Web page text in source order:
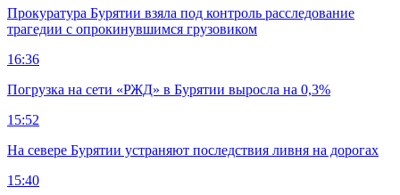
Прокуратура Бурятии взяла под контроль расследование
трагедии с опрокинувшимся грузовиком
16:36
Погрузка на сети «РЖД» в Бурятии выросла на 0,3%
15:52
На севере Бурятии устраняют последствия ливня на дорогах
15:40